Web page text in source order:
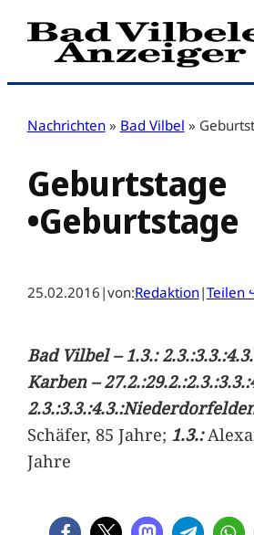
Zum
Inhalt
Nachrichten » Bad Vilbel »
Geburtstage
•Geburtstage
25.02.2016 |von:Redaktion|Teilen
Bad Vilbel – 1.3.:2.3.:3.3.:
Karben – 27.2.:29.2.:2.3.:3.3.:
2.3.:3.3.:4.3.:
Schäfer, 85 Jahre; 1.3.:
Jahre